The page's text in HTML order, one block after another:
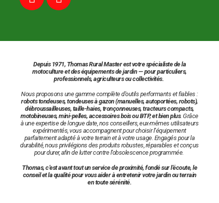
Depuis 1971, Thomas Rural Master est votre spécialiste de la
motoculture et des équipements de jardin — pour particuliers,
professionnels, agriculteurs ou collectivités.
Nous proposons une gamme complète d’outils performants et fiables :
robots tondeuses, tondeuses à gazon (manuelles, autoportées, robots),
débroussailleuses, taille-haies, tronçonneuses, tracteurs compacts,
motobineuses, mini-pelles, accessoires bois ou BTP, et bien plus. Grâce
à une expertise de longue date, nos conseillers, eux-mêmes utilisateurs
expérimentés, vous accompagnent pour choisir l’équipement
parfaitement adapté à votre terrain et à votre usage. Engagés pour la
durabilité, nous privilégions des produits robustes, réparables et conçus
pour durer, afin de lutter contre l’obsolescence programmée.
Thomas, c’est avant tout un service de proximité, fondé sur l’écoute, le
conseil et la qualité pour vous aider à entretenir votre jardin ou terrain
en toute sérénité.